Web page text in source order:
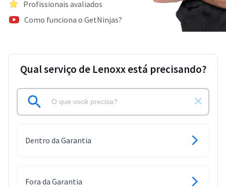
Profissionais avaliados
Como funciona o GetNinjas?
Qual serviço de Lenoxx está precisando?
Dentro da Garantia
Fora da Garantia